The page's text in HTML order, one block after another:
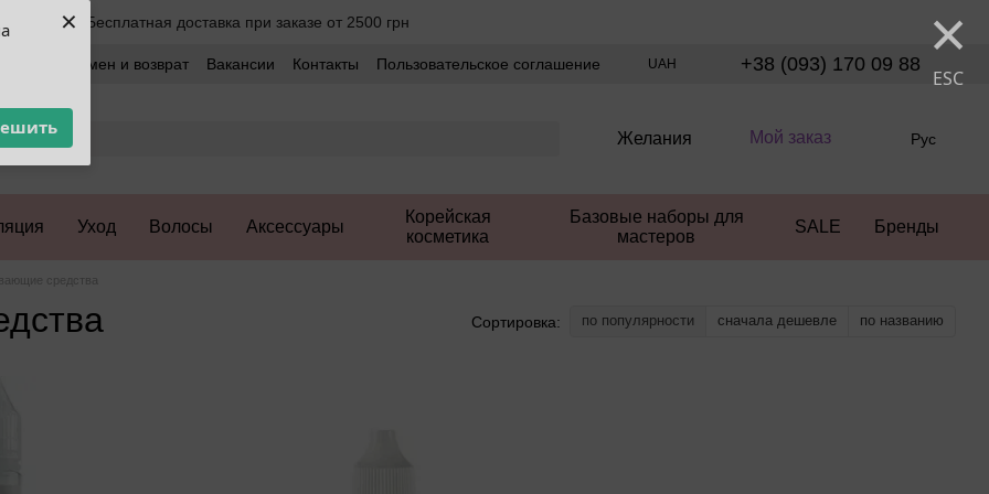
× ×
ESC
Бесплатная доставка при заказе от 2500 грн
Обмен и возврат Вакансии Контакты
Пользовательское соглашение
UAH +38 (093) 170 09 88
Желания Мой заказ Рус
Уход Волосы Аксессуары
Корейская
косметика
Базовые наборы для
мастеров
SALE Бренды
средства
Сортировка: по популярности сначала дешевле по названию